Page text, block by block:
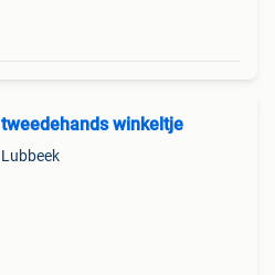
tweedehands winkeltje
Lubbeek